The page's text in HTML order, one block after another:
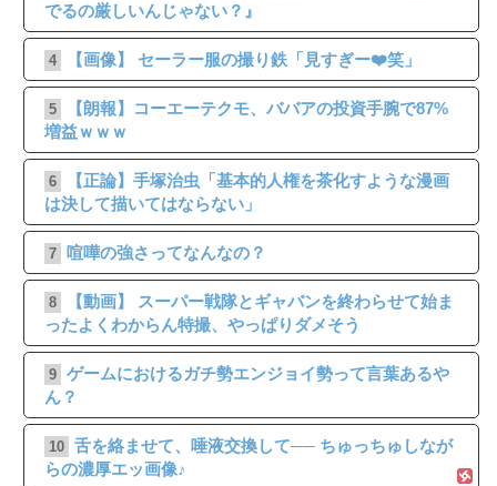
でるの厳しいんじゃない？』
4 【画像】 セーラー服の撮り鉄「見すぎー❤️笑」
5
【朗報】コーエーテクモ、ババアの投資手腕で87%
増益ｗｗｗ
6
【正論】手塚治虫「基本的人権を茶化すような漫画
は決して描いてはならない」
7 喧嘩の強さってなんなの？
8
【動画】 スーパー戦隊とギャバンを終わらせて始ま
ったよくわからん特撮、やっぱりダメそう
9 ゲームにおけるガチ勢エンジョイ勢って言葉あるや
ん？
10 舌を絡ませて、唾液交換して── ちゅっちゅしなが
らの濃厚エッ画像♪